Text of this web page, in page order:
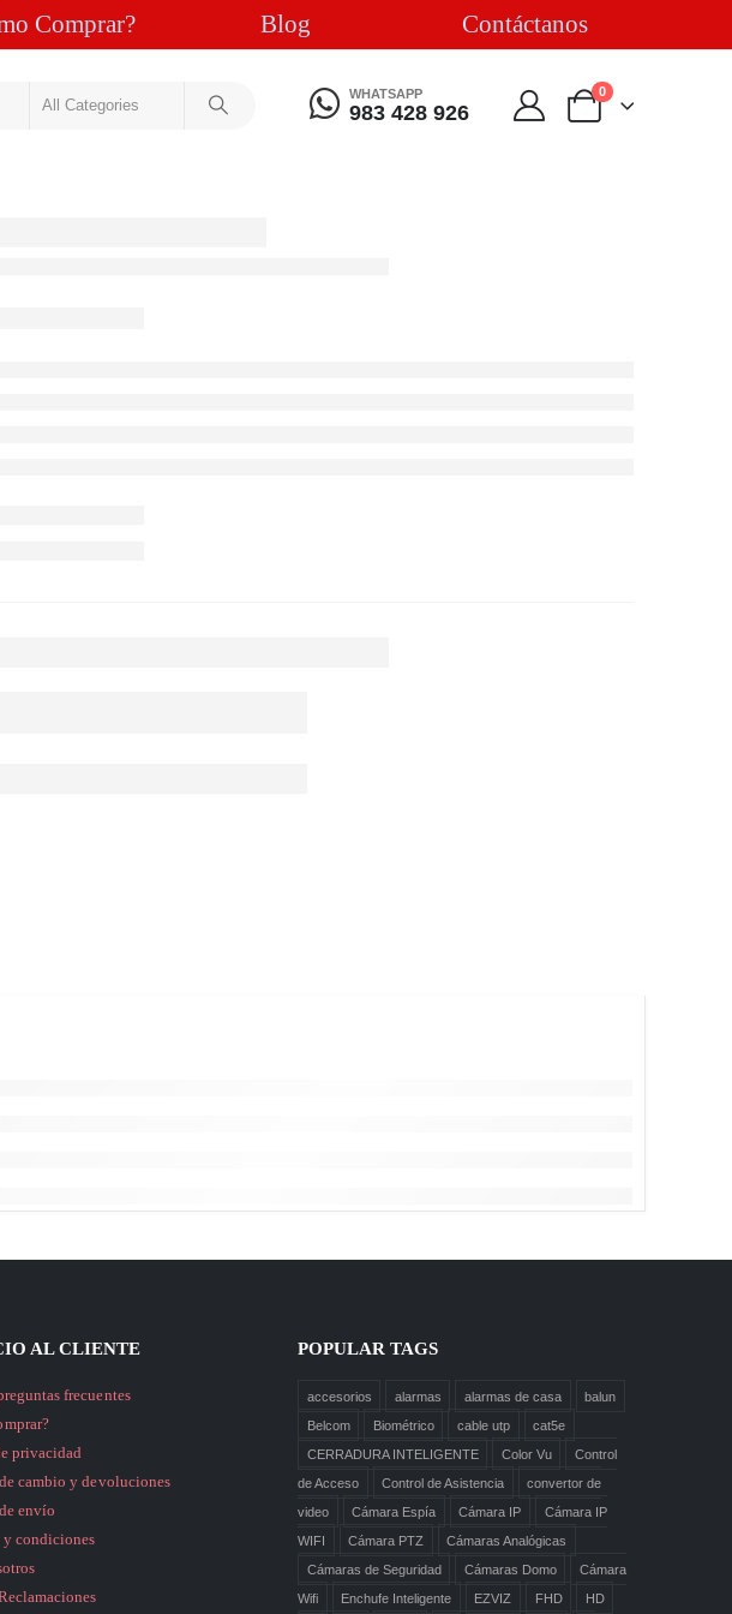
Comprar? Blog Contáctanos
WHATSAPP
983 428 926
0
AL CLIENTE
frecuentes
privacidad
cambio y devoluciones
envío
y condiciones
POPULAR TAGS
accesorios alarmas alarmas de casa
balun
Belcom
Biométrico cable utp
cat5e
CERRADURA INTELIGENTE
Color Vu
Control
de Acceso
Control de Asistencia
convertor de
video
Cámara Espía Cámara IP
Cámara IP
WIFI
Cámara PTZ
Cámaras Analógicas
Cámaras de Seguridad
Cámaras Domo
Cámara
Wifi
Enchufe Inteligente EZVIZ FHD HD